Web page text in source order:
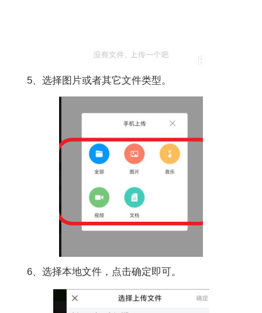
5、选择图片或者其它文件类型。
6、选择本地文件，点击确定即可。